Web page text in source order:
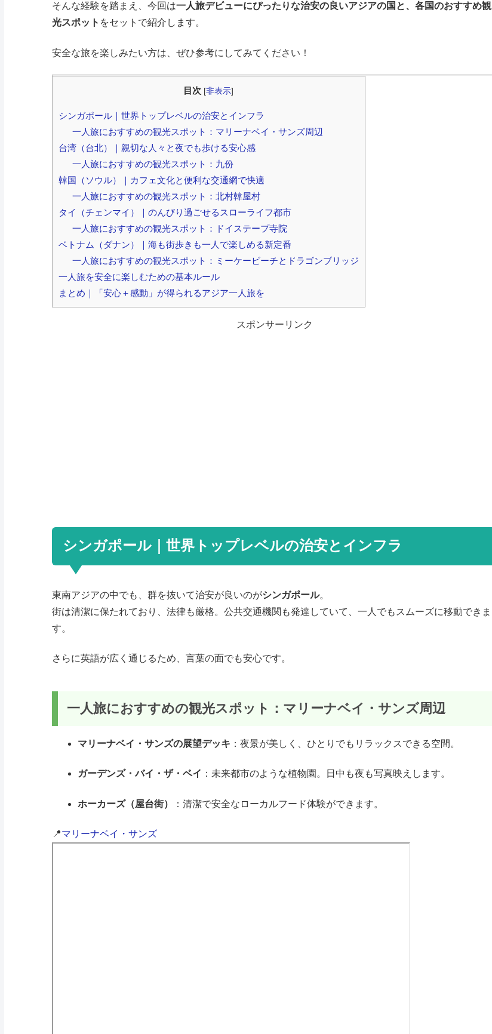
そんな経験を踏まえ、今回は一人旅デビューにぴったりな治安の良いアジアの国と、各国のおすすめ観
光スポット をセットで紹介します。
安全な旅を楽しみたい方は、ぜひ参考にしてみてください！
目次 [非表示]
シンガポール｜世界トップレベルの治安とインフラ
一人旅におすすめの観光スポット：マリーナベイ・サンズ周辺
台湾（台北）｜親切な人々と夜でも歩ける安心感
一人旅におすすめの観光スポット：九份
韓国（ソウル）｜カフェ文化と便利な交通網で快適
一人旅におすすめの観光スポット：北村韓屋村
タイ（チェンマイ）｜のんびり過ごせるスローライフ都市
一人旅におすすめの観光スポット：ドイステープ寺院
ベトナム（ダナン）｜海も街歩きも一人で楽しめる新定番
一人旅におすすめの観光スポット：ミーケービーチとドラゴンブリッジ
一人旅を安全に楽しむための基本ルール
まとめ｜「安心＋感動」が得られるアジア一人旅を
スポンサーリンク
シンガポール｜世界トップレベルの治安とインフラ
東南アジアの中でも、群を抜いて治安が良いのがシンガポール。
街は清潔に保たれており、法律も厳格。公共交通機関も発達していて、一人でもスムーズに移動できま
す。
さらに英語が広く通じるため、言葉の面でも安心です。
一人旅におすすめの観光スポット：マリーナベイ・サンズ周辺
マリーナベイ・サンズの展望デッキ ：夜景が美しく、ひとりでもリラックスできる空間。
ガーデンズ・バイ・ザ・ベイ ：未来都市のような植物園。日中も夜も写真映えします。
ホーカーズ（屋台街） ：清潔で安全なローカルフード体験ができます。
📍マリーナベイ・サンズ